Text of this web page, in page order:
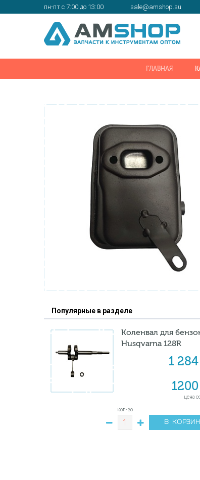
пн-пт с 7:00 до 13:00 sale@amshop.su
ГЛАВНАЯ
Популярные в разделе
Коленвал для
Husqvarna 128R
1
цена
кол-во
В